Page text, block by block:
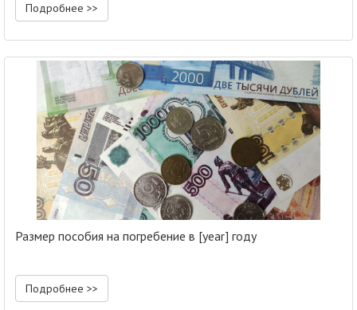
Подробнее >>
Размер пособия на погребение в [year] году
Подробнее >>